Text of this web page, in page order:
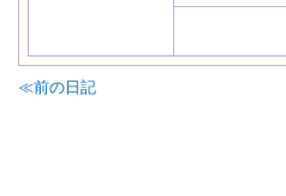
≪前の日記